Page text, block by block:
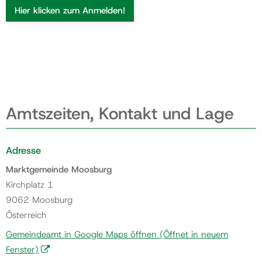
Hier klicken zum Anmelden!
Amtszeiten, Kontakt und Lage
Adresse
Marktgemeinde Moosburg
Kirchplatz 1
9062 Moosburg
Österreich
Gemeindeamt in Google Maps öffnen (Öffnet in neuem
Fenster)